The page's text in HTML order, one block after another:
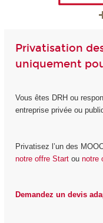
Privatisation
uniquement
Vous êtes DRH ou
entreprise privée ou
Privatisez l’un des
notre offre Startou notre
Demandez un devis